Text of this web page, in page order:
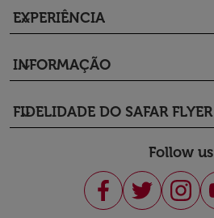
EXPERIÊNCIA
keyboard_arrow_down
INFORMAÇÃO
keyboard_arrow_down
FIDELIDADE DO SAFAR FLYER
keyboard_arrow_down
Follow us